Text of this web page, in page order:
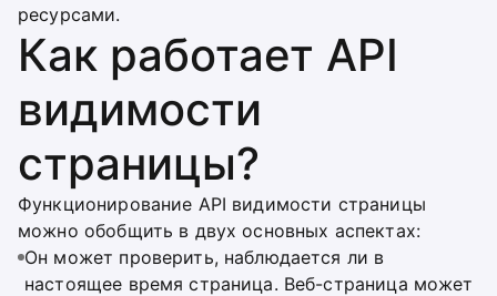
ресурсами.
Как работает API
видимости
страницы?
Функционирование API видимости страницы
можно обобщить в двух основных аспектах:
Он может проверить, наблюдается ли в
настоящее время страница. Веб-страница может